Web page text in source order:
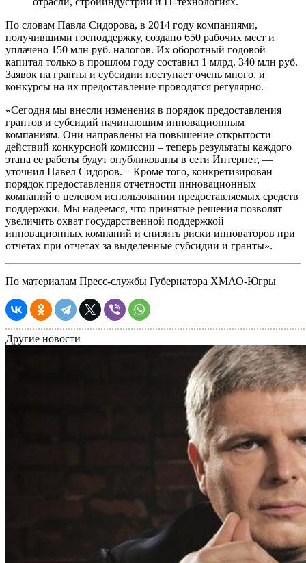
По словам Павла Сидорова, в 2014 году компаниями,
получившими господдержку, создано 650 рабочих мест и
уплачено 150 млн руб. налогов. Их оборотный годовой
капитал только в прошлом году составил 1 млрд. 340 млн руб.
Заявок на гранты и субсидии поступает очень много, и
конкурсы на их предоставление проводятся регулярно.
«Сегодня мы внесли изменения в порядок предоставления
грантов и субсидий начинающим инновационным
компаниям. Они направлены на повышение открытости
действий конкурсной комиссии – теперь результаты каждого
этапа ее работы будут опубликованы в сети Интернет, —
уточнил Павел Сидоров. – Кроме того, конкретизирован
порядок предоставления отчетности инновационных
компаний о целевом использовании предоставляемых средств
поддержки. Мы надеемся, что принятые решения позволят
увеличить охват государственной поддержкой
инновационных компаний и снизить риски инноваторов при
отчетах при отчетах за выделенные субсидии и гранты».
По материалам Пресс-службы Губернатора ХМАО-Югры
Другие новости